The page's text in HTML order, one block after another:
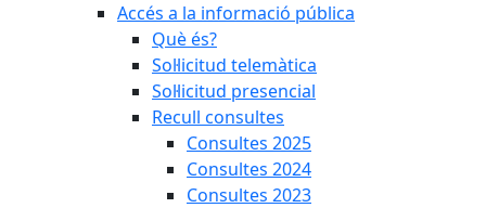
Accés a la informació pública
Què és?
Sol·licitud telemàtica
Sol·licitud presencial
Recull consultes
Consultes 2025
Consultes 2024
Consultes 2023